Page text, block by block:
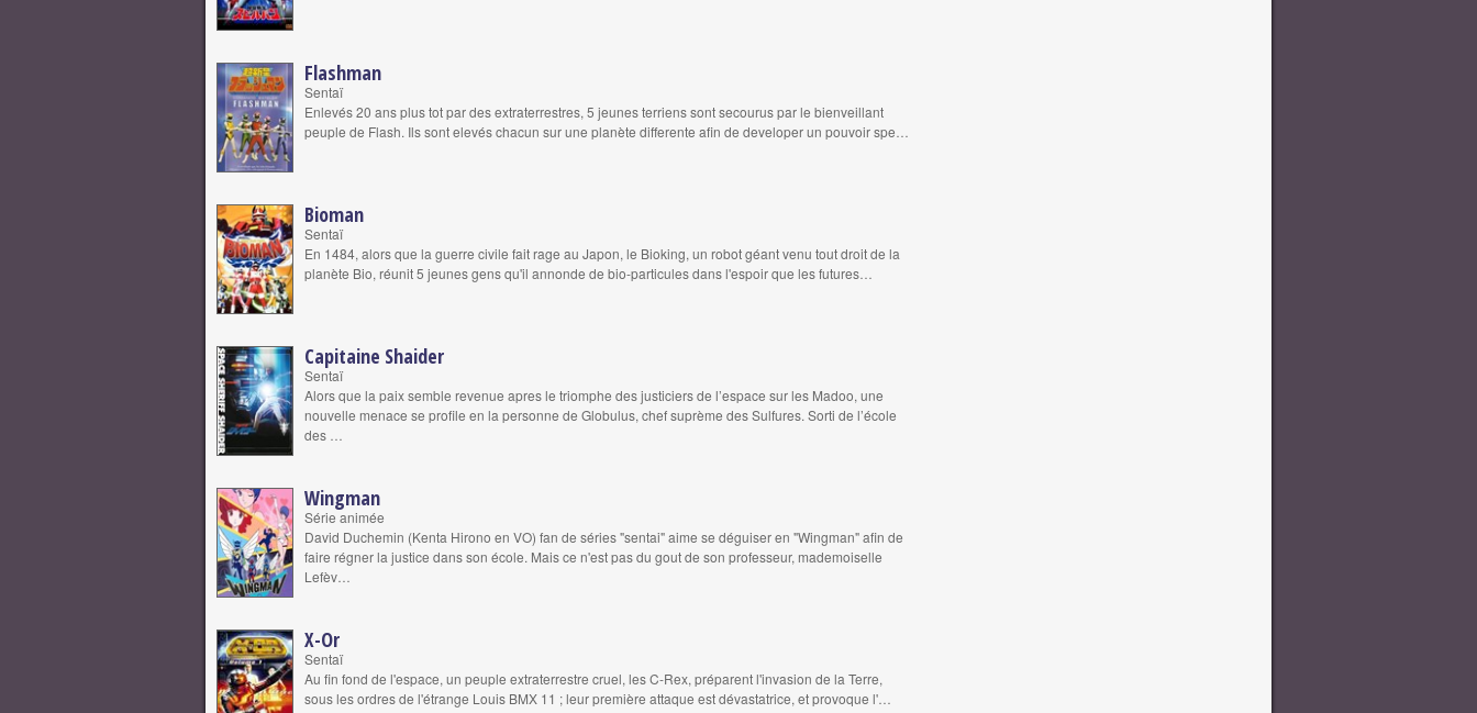
Flashman
Sentaï
Enlevés 20 ans plus tot par des extraterrestres, 5 jeunes terriens sont secourus par le bienveillant
peuple de Flash. Ils sont elevés chacun sur une planète differente afin de developer un pouvoir spe…
Bioman
Sentaï
En 1484, alors que la guerre civile fait rage au Japon, le Bioking, un robot géant venu tout droit de la
planète Bio, réunit 5 jeunes gens qu'il annonde de bio-particules dans l'espoir que les futures…
Capitaine Shaider
Sentaï
Alors que la paix semble revenue apres le triomphe des justiciers de l’espace sur les Madoo, une
nouvelle menace se profile en la personne de Globulus, chef suprème des Sulfures. Sorti de l’école
des …
Wingman
Série animée
David Duchemin (Kenta Hirono en VO) fan de séries "sentai" aime se déguiser en "Wingman" afin de
faire régner la justice dans son école. Mais ce n'est pas du gout de son professeur, mademoiselle
Lefèv…
X-Or
Sentaï
Au fin fond de l'espace, un peuple extraterrestre cruel, les C-Rex, préparent l'invasion de la Terre,
sous les ordres de l'étrange Louis BMX 11 ; leur première attaque est dévastatrice, et provoque l'…